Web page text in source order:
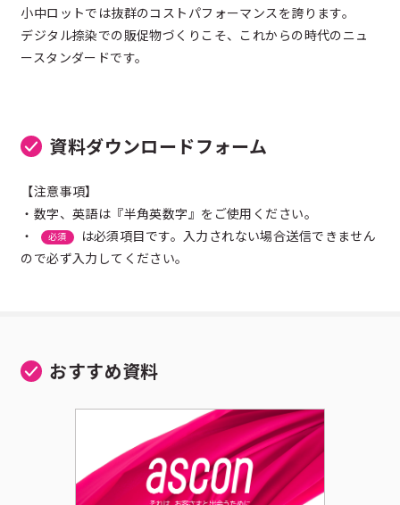
小中ロットでは抜群のコストパフォーマンスを誇ります。
デジタル捺染での販促物づくりこそ、これからの時代のニュ
ースタンダードです。
資料ダウンロードフォーム
【注意事項】
・数字、英語は『半角英数字』をご使用ください。
・
必須
は必須項目です。入力されない場合送信できません
ので必ず入力してください。
おすすめ資料